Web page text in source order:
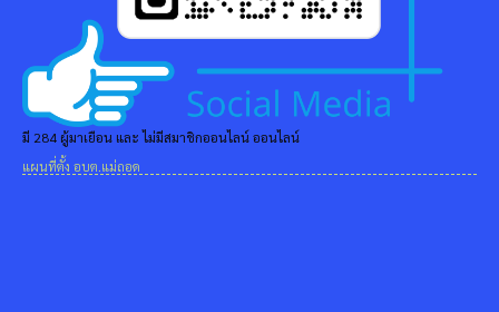
มี 284 ผู้มาเยือน และ ไม่มีสมาชิกออนไลน์ ออนไลน์
แผนที่ตั้ง อบต.แม่ถอด